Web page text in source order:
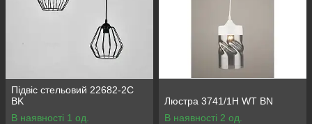
Підвіс стельовий 22682-2C
BK
В наявності 1 од.
Люстра 3741/1H WT BN
В наявності 2 од.